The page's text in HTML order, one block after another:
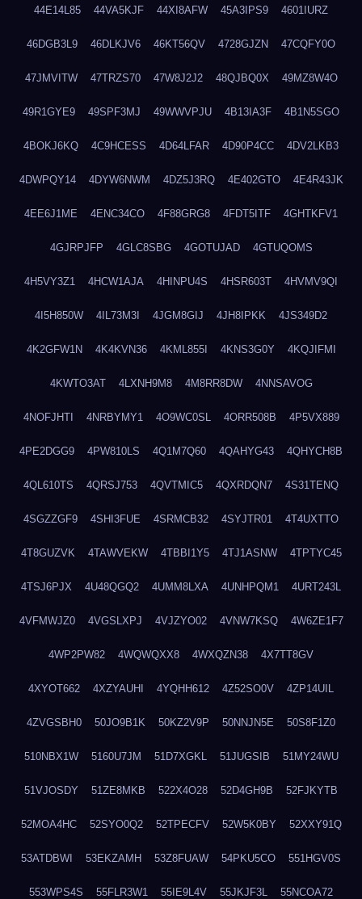
44E14L85 44VA5KJF 44XI8AFW 45A3IPS9 4601IURZ
46DGB3L9 46DLKJV6 46KT56QV 4728GJZN 47CQFY0O
47JMVITW 47TRZS70 47W8J2J2 48QJBQ0X 49MZ8W4O
49R1GYE9 49SPF3MJ 49WWVPJU 4B13IA3F 4B1N5SGO
4BOKJ6KQ 4C9HCESS 4D64LFAR 4D90P4CC 4DV2LKB3
4DWPQY14 4DYW6NWM 4DZ5J3RQ 4E402GTO 4E4R43JK
4EE6J1ME 4ENC34CO 4F88GRG8 4FDT5ITF 4GHTKFV1
4GJRPJFP 4GLC8SBG 4GOTUJAD 4GTUQOMS
4H5VY3Z1 4HCW1AJA 4HINPU4S 4HSR603T 4HVMV9QI
4I5H850W 4IL73M3I 4JGM8GIJ 4JH8IPKK 4JS349D2
4K2GFW1N 4K4KVN36 4KML855I 4KNS3G0Y 4KQJIFMI
4KWTO3AT 4LXNH9M8 4M8RR8DW 4NNSAVOG
4NOFJHTI 4NRBYMY1 4O9WC0SL 4ORR508B 4P5VX889
4PE2DGG9 4PW810LS 4Q1M7Q60 4QAHYG43 4QHYCH8B
4QL610TS 4QRSJ753 4QVTMIC5 4QXRDQN7 4S31TENQ
4SGZZGF9 4SHI3FUE 4SRMCB32 4SYJTR01 4T4UXTTO
4T8GUZVK 4TAWVEKW 4TBBI1Y5 4TJ1ASNW 4TPTYC45
4TSJ6PJX 4U48QGQ2 4UMM8LXA 4UNHPQM1 4URT243L
4VFMWJZ0 4VGSLXPJ 4VJZYO02 4VNW7KSQ 4W6ZE1F7
4WP2PW82 4WQWQXX8 4WXQZN38 4X7TT8GV
4XYOT662 4XZYAUHI 4YQHH612 4Z52SO0V 4ZP14UIL
4ZVGSBH0 50JO9B1K 50KZ2V9P 50NNJN5E 50S8F1Z0
510NBX1W 5160U7JM 51D7XGKL 51JUGSIB 51MY24WU
51VJOSDY 51ZE8MKB 522X4O28 52D4GH9B 52FJKYTB
52MOA4HC 52SYO0Q2 52TPECFV 52W5K0BY 52XXY91Q
53ATDBWI 53EKZAMH 53Z8FUAW 54PKU5CO 551HGV0S
553WPS4S 55FLR3W1 55IE9L4V 55JKJF3L 55NCOA72